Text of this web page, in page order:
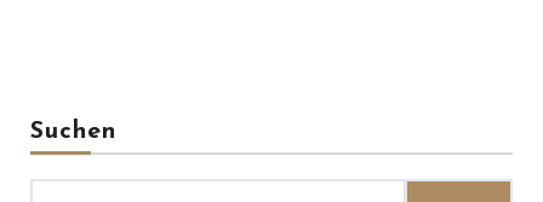
Suchen